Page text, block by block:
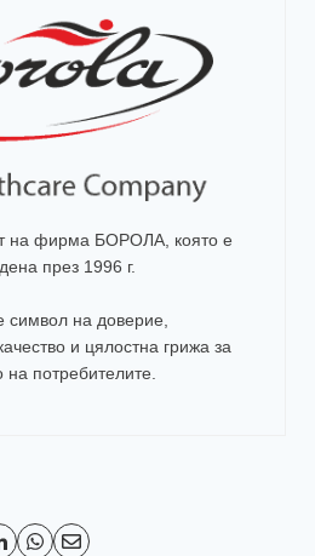
на фирма БОРОЛА , която е
през 1996 г.
на доверие,
и цялостна грижа за
на потребителите